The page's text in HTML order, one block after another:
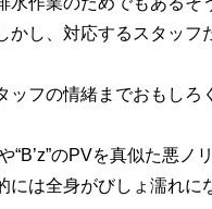
かし、対応するスタッフ
ッフの情緒までおもしろ
“B’z”のPVを真似た悪
には全身がびしょ濡れに